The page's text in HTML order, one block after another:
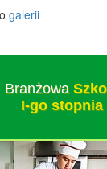
galerii
Branżowa
I-go stopnia